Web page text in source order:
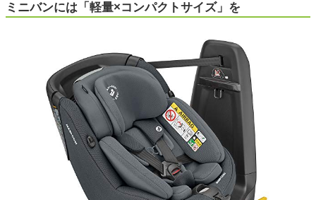
ミニバンには「軽量×コンパクトサイズ」を